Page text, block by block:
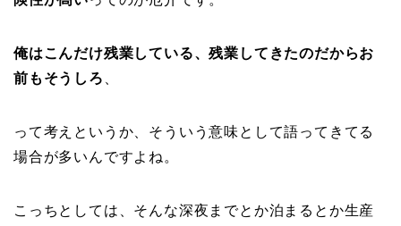
俺はこんだけ残業している、残業してきたのだからお
前もそうしろ
って考えというか、そういう意味として語ってきてる
場合が多いんですよね。
こっちとしては、そんな深夜までとか泊まるとか生産